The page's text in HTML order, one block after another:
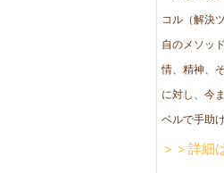
コル（解決
自のメソッ
情、精神、
に対し、今
ベルで手助
＞＞詳細